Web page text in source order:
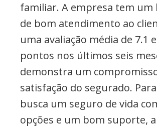
familiar. A empresa tem um
de bom atendimento ao
uma avaliação média de 7.1
pontos nos últimos seis
demonstra um
satisfação do segurado.
busca um seguro de vida
opções e um bom suporte, a